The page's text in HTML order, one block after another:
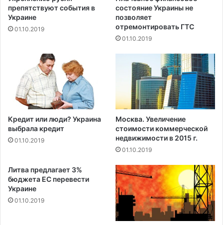
у
п
н
о
в
р
е
о
д
и
5
0
-
т
о
в
о
препятствуют события в
Украине
01.10.2019
состояние Украины не
позволяет
отремонтировать ГТС
01.10.2019
Кредит или люди? Украина
выбрала кредит
01.10.2019
Москва. Увеличение
стоимости коммерческой
недвижимости в 2015 г.
01.10.2019
Литва предлагает 3%
бюджета ЕС перевести
Украине
01.10.2019